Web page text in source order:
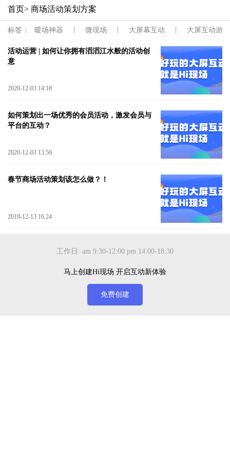
首页> 商场活动策划方案
标签： 暖场神器 微现场 大屏幕互动 大屏互动游戏
活动运营 | 如何让你拥有滔滔江水般的活动创
意
2020-12-03 14:18
如何策划出一场优秀的会员活动，激发会员与
平台的互动？
2020-12-03 13:50
春节商场活动策划该怎么做？！
2019-12-13 16:24
工作日: am 9:30-12:00 pm 14:00-18:30
马上创建Hi现场 开启互动新体验
免费创建